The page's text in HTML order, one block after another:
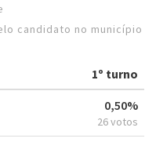
candidato no município
1º turno
0,50%
26 votos